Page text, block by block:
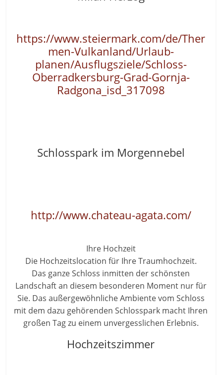
https://www.steiermark.com/de/Ther
men-Vulkanland/Urlaub-
planen/Ausflugsziele/Schloss-
Oberradkersburg-Grad-Gornja-
Radgona_isd_317098
Schlosspark im Morgennebel
http://www.chateau-agata.com/
Ihre Hochzeit
Die Hochzeitslocation für Ihre Traumhochzeit.
Das ganze Schloss inmitten der schönsten
Landschaft an diesem besonderen Moment nur für
Sie. Das außergewöhnliche Ambiente vom Schloss
mit dem dazu gehörenden Schlosspark macht Ihren
großen Tag zu einem unvergesslichen Erlebnis.
Hochzeitszimmer